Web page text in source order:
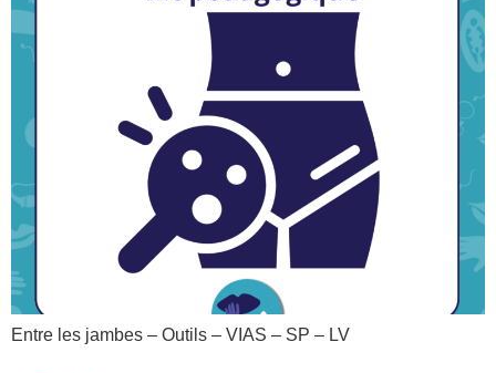
Entre les jambes – Outils – VIAS – SP – LV